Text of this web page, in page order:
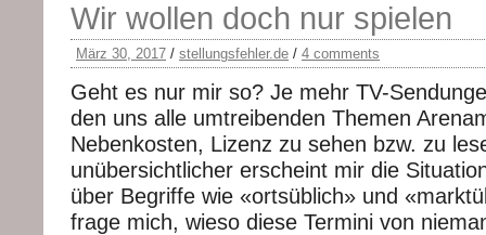
Wir wollen doch nur spielen
März 30, 2017 / stellungsfehler.de / 4 comments
Geht es nur mir so? Je mehr TV-
den uns alle umtreibenden Themen
Nebenkosten, Lizenz zu sehen bzw. zu
unübersichtlicher erscheint mir die
über Begriffe wie «ortsüblich» und
frage mich, wieso diese Termini von